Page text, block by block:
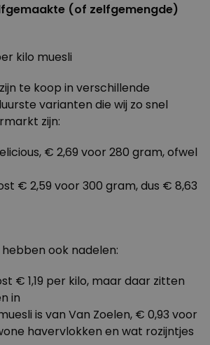
(of zelfgemengde)
kilo muesli
te koop in verschillende
varianten die wij zo snel
zijn:
€ 2,69 voor 280 gram, ofwel
€ 2,59 voor 300 gram, dus € 8,63
ook nadelen:
€ 1,19 per kilo, maar daar zitten
in
is van Van Zoelen, € 0,93 voor
havervlokken en wat rozijntjes